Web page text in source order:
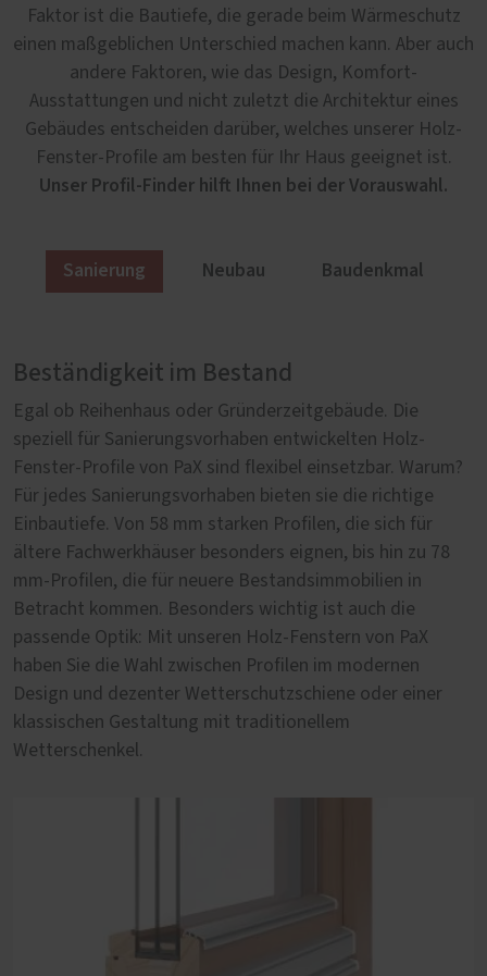
Faktor ist die Bautiefe, die gerade beim Wärmeschutz
einen maßgeblichen Unterschied machen kann. Aber auch
andere Faktoren, wie das Design, Komfort-
Ausstattungen und nicht zuletzt die Architektur eines
Gebäudes entscheiden darüber, welches unserer Holz-
Fenster-Profile am besten für Ihr Haus geeignet ist.
Unser Profil-Finder hilft Ihnen bei der Vorauswahl.
Sanierung Neubau Baudenkmal
Beständigkeit im Bestand
Egal ob Reihenhaus oder Gründerzeitgebäude. Die
speziell für Sanierungsvorhaben entwickelten Holz-
Fenster-Profile von PaX sind flexibel einsetzbar. Warum?
Für jedes Sanierungsvorhaben bieten sie die richtige
Einbautiefe. Von 58 mm starken Profilen, die sich für
ältere Fachwerkhäuser besonders eignen, bis hin zu 78
mm-Profilen, die für neuere Bestandsimmobilien in
Betracht kommen. Besonders wichtig ist auch die
passende Optik: Mit unseren Holz-Fenstern von PaX
haben Sie die Wahl zwischen Profilen im modernen
Design und dezenter Wetterschutzschiene oder einer
klassischen Gestaltung mit traditionellem
Wetterschenkel.
Nachhaltig im Neubau
Nachhaltigkeit spielt beim Bau neuer Häuser eine
wichtige Rolle. Erneuerbare Energien, effiziente
Heiztechnik und moderne Dämmstoffe gehören zum
Standard. Unsere Holz-Fenster von PaX sind eine ideale
Ergänzung. Sie entstehen aus einem nachwachsendem
Rohstoff, der C02 speichert und tragen mit einer 3-fach
Wärmeschutzverglasung deutlich zum Energiesparen bei.
Beim Thema nachhaltige Holzarten empfehlen wir
Eucalyptus globulus. Es stammt aus nachverfolgbarem,
FSC-zertifiziertem Anbau im Norden Spaniens.
Authentisch im Altbau
Mit authentischen Fenstern erstrahlen altehrwürdige
Fassaden wieder im Glanz vergangener Tage. Doch nicht
nur ein originalgetreues Aussehen ist im Fachwerk,
Altbau oder Baudenkmal von besonderer Bedeutung.
Wer im Altbau wohnt, möchte genauso sicher,
energieeffizient und komfortabel leben wie im Neubau.
Unsere altbau- und denkmalgerechten Holz-Fenster von
PaX Classic vereinen beides: historische Erscheinung für
nahezu jeden Baustil und zeitgemäßen Wohnkomfort.
Mehr erfahren